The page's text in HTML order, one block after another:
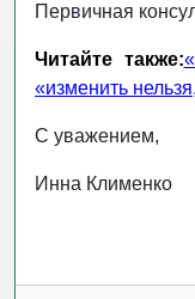
Первичная
Читайте также:
«изменить
С уважением,
Инна Клименко